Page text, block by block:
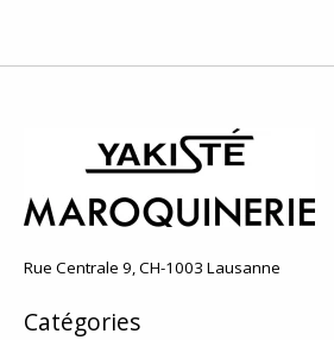
Rue Centrale 9, CH-1003 Lausanne
Catégories